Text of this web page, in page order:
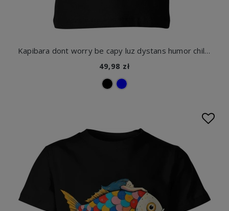
Kapibara dont worry be capy luz dystans humor chill vibe Dziecięca koszulka
49,98 zł